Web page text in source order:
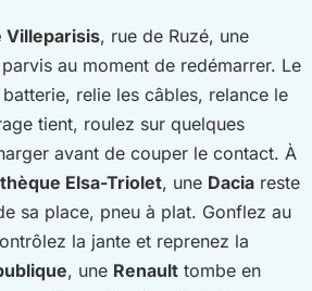
Villeparisis, rue de Ruzé, une
au moment de redémarrer. Le
relie les câbles, relance le
tient, roulez sur quelques
avant de couper le contact. À
Elsa-Triolet, une Dacia reste
sa place, pneu à plat. Gonflez au
la jante et reprenez la
, une Renault tombe en